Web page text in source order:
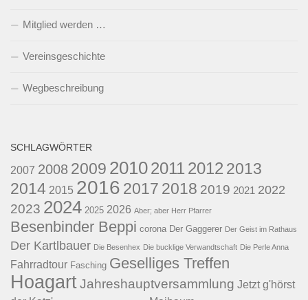
Mitglied werden …
Vereinsgeschichte
Wegbeschreibung
SCHLAGWÖRTER
2007 2008 2009 20102011 2012 2013
2014 2015 2016 2017 2018 2019 2021 2022
2023 2024 2025 2026 Aber; aber Herr Pfarrer
Besenbinder Beppi corona Der Gaggerer Der Geist im Rathaus
Der Kartlbauer Die Besenhex Die bucklige Verwandtschaft Die Perle Anna
Fahrradtour Fasching Geselliges Treffen
HoagartJahreshauptversammlung Jetzt g'hörst